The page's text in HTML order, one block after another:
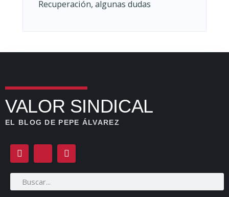
Recuperación, algunas dudas
VALOR SINDICAL
EL BLOG DE PEPE ÁLVAREZ